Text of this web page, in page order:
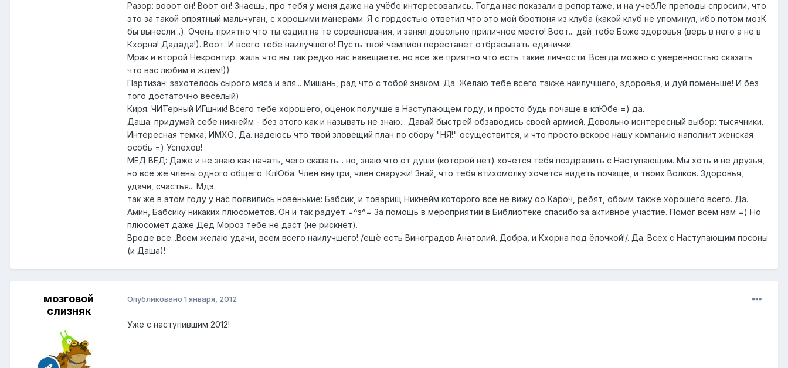
Разор: вооот он! Воот он! Знаешь, про тебя у меня даже на учёбе интересовались. Тогда нас показали в репортаже, и на учебЛе преподы спросили, что
это за такой опрятный мальчуган, с хорошими манерами. Я с гордостью ответил что это мой бротюня из клуба (какой клуб не упоминул, ибо потом мозК
бы вынесли...). Очень приятно что ты ездил на те соревнования, и занял довольно приличное место! Воот... дай тебе Боже здоровья (верь в него а не в
Кхорна! Дадада!). Воот. И всего тебе наилучшего! Пусть твой чемпион перестанет отбрасывать единички.
Мрак и второй Некронтир: жаль что вы так редко нас навещаете. но всё же приятно что есть такие личности. Всегда можно с уверенностью сказать
что вас любим и ждём!))
Партизан: захотелось сырого мяса и эля... Мишань, рад что с тобой знаком. Да. Желаю тебе всего также наилучшего, здоровья, и дуй поменьше! И без
того достаточно весёлый)
Киря: ЧИТерный ИГшник! Всего тебе хорошего, оценок получше в Наступающем году, и просто будь почаще в клЮбе =) да.
Даша: придумай себе никнейм - без этого как и называть не знаю... Давай быстрей обзаводись своей армией. Довольно иснтересный выбор: тысячники.
Интересная темка, ИМХО, Да. надеюсь что твой зловещий план по сбору "НЯ!" осуществится, и что просто вскоре нашу компанию наполнит женская
особь =) Успехов!
МЕД ВЕД: Даже и не знаю как начать, чего сказать... но, знаю что от души (которой нет) хочется тебя поздравить с Наступающим. Мы хоть и не друзья,
но все же члены одного общего. КлЮба. Член внутри, член снаружи! Знай, что тебя втихомолку хочется видеть почаще, и твоих Волков. Здоровья,
удачи, счастья... Мдэ.
так же в этом году у нас появились новенькие: Бабсик, и товарищ Никнейм которого все не вижу оо Кароч, ребят, обоим также хорошего всего. Да.
Амин, Бабсику никаких плюсомётов. Он и так радует =^з^= За помощь в мероприятии в Библиотеке спасибо за активное участие. Помог всем нам =) Но
плюсомёт даже Дед Мороз тебе не даст (не рискнёт).
Вроде все...Всем желаю удачи, всем всего наилучшего! /ещё есть Виноградов Анатолий. Добра, и Кхорна под ёлочкой!/. Да. Всех с Наступающим посоны
(и Даша)!
мозговой
слизняк
Опубликовано 1 января, 2012
Уже с наступившим 2012!